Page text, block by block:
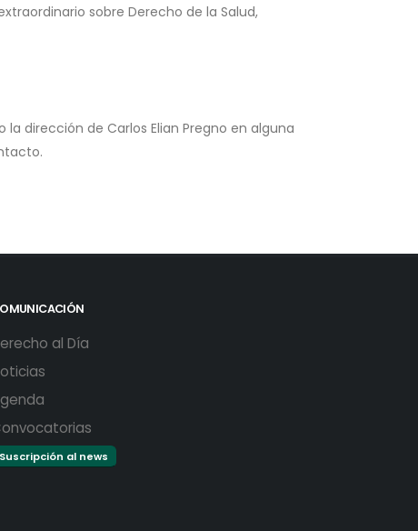
sobre Derecho de la Salud,
dirección de Carlos Elian Pregno en alguna
al Día
Suscripción al news